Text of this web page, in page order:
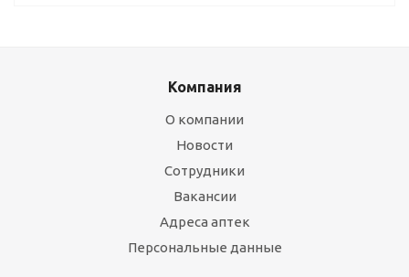
Компания
О компании
Новости
Сотрудники
Вакансии
Адреса аптек
Персональные данные